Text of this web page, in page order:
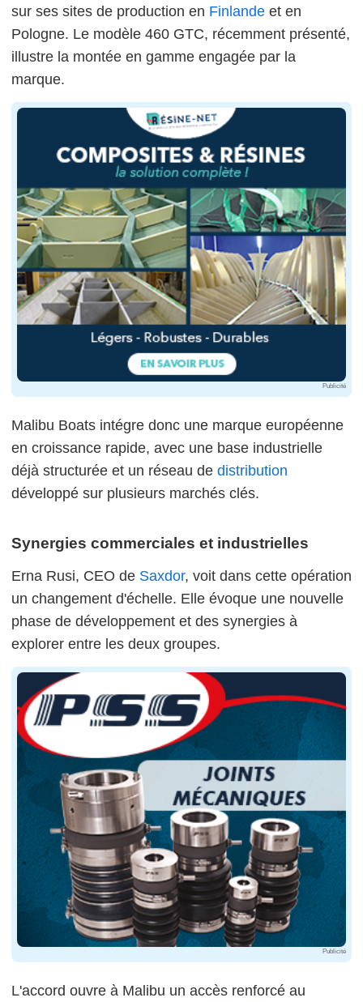
sur ses sites de production en Finlande et en
Pologne. Le modèle 460 GTC, récemment présenté,
illustre la montée en gamme engagée par la
marque.
Publicité
Malibu Boats intégre donc une marque européenne
en croissance rapide, avec une base industrielle
déjà structurée et un réseau de distribution
développé sur plusieurs marchés clés.
Synergies commerciales et industrielles
Erna Rusi, CEO de Saxdor, voit dans cette opération
un changement d'échelle. Elle évoque une nouvelle
phase de développement et des synergies à
explorer entre les deux groupes.
Publicité
L'accord ouvre à Malibu un accès renforcé au